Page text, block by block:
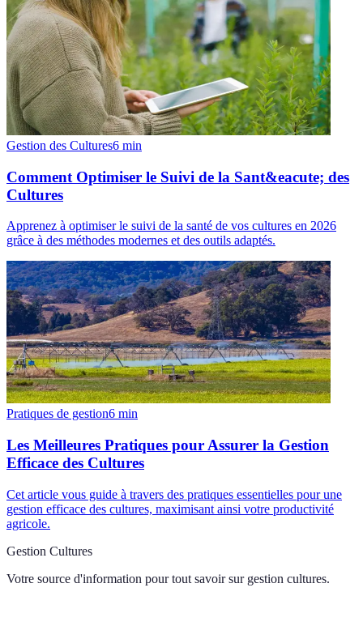
Gestion des Cultures6 min
Comment Optimiser le Suivi de la Sant&eacute; des
Cultures
Apprenez à optimiser le suivi de la santé de vos cultures en 2026
grâce à des méthodes modernes et des outils adaptés.
Pratiques de gestion6 min
Les Meilleures Pratiques pour Assurer la Gestion
Efficace des Cultures
Cet article vous guide à travers des pratiques essentielles pour une
gestion efficace des cultures, maximisant ainsi votre productivité
agricole.
Gestion Cultures
Votre source d'information pour tout savoir sur gestion cultures.